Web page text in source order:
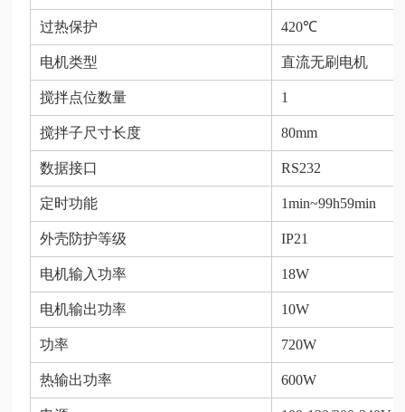
过热保护 420℃
电机类型 直流无刷电机
搅拌点位数量 1
搅拌子尺寸长度 80mm
数据接口 RS232
定时功能 1min~99h59min
外壳防护等级 IP21
电机输入功率 18W
电机输出功率 10W
功率 720W
热输出功率 600W